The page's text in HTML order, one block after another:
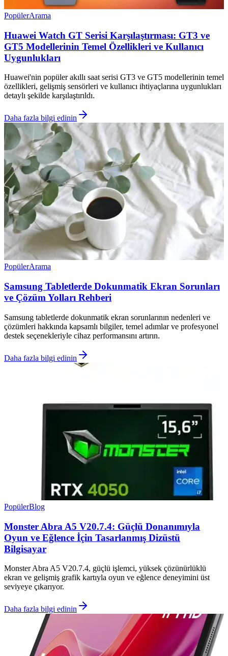
PopülerArama
Huawei Watch GT Serisi Karşılaştırması: GT3 ve
GT5 Modellerinin Temel Özellikleri ve Kullanıcı
Uygunlukları
Huawei'nin popüler akıllı saat serisi GT3 ve GT5 modellerinin temel
özellikleri, gelişmiş sensörleri ve kullanıcı ihtiyaçlarına uygunlukları
detaylı şekilde karşılaştırıldı.
Daha fazla bilgi edinin
PopülerArama
Samsung Tabletlerde Dokunmatik Ekran Sorunları
ve Çözüm Yolları Rehberi
Samsung tabletlerde dokunmatik ekran sorunlarının nedenleri ve
çözümleri hakkında kapsamlı bilgiler, temel adımlar ve profesyonel
destek seçenekleriyle cihaz performansını artırın.
Daha fazla bilgi edinin
PopülerBlog
Monster Abra A5 V20.7.4: Güçlü Donanımıyla
Oyun ve Eğlence İçin Tasarlanmış Dizüstü
Bilgisayar
Monster Abra A5 V20.7.4, güçlü işlemci, yüksek çözünürlüklü
ekran ve gelişmiş grafik kartıyla oyun ve eğlence deneyimini üst
seviyeye çıkarıyor.
Daha fazla bilgi edinin